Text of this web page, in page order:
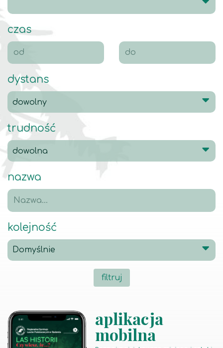
czas
dystans
trudność
nazwa
kolejność
filtruj
aplikacja
mobilna